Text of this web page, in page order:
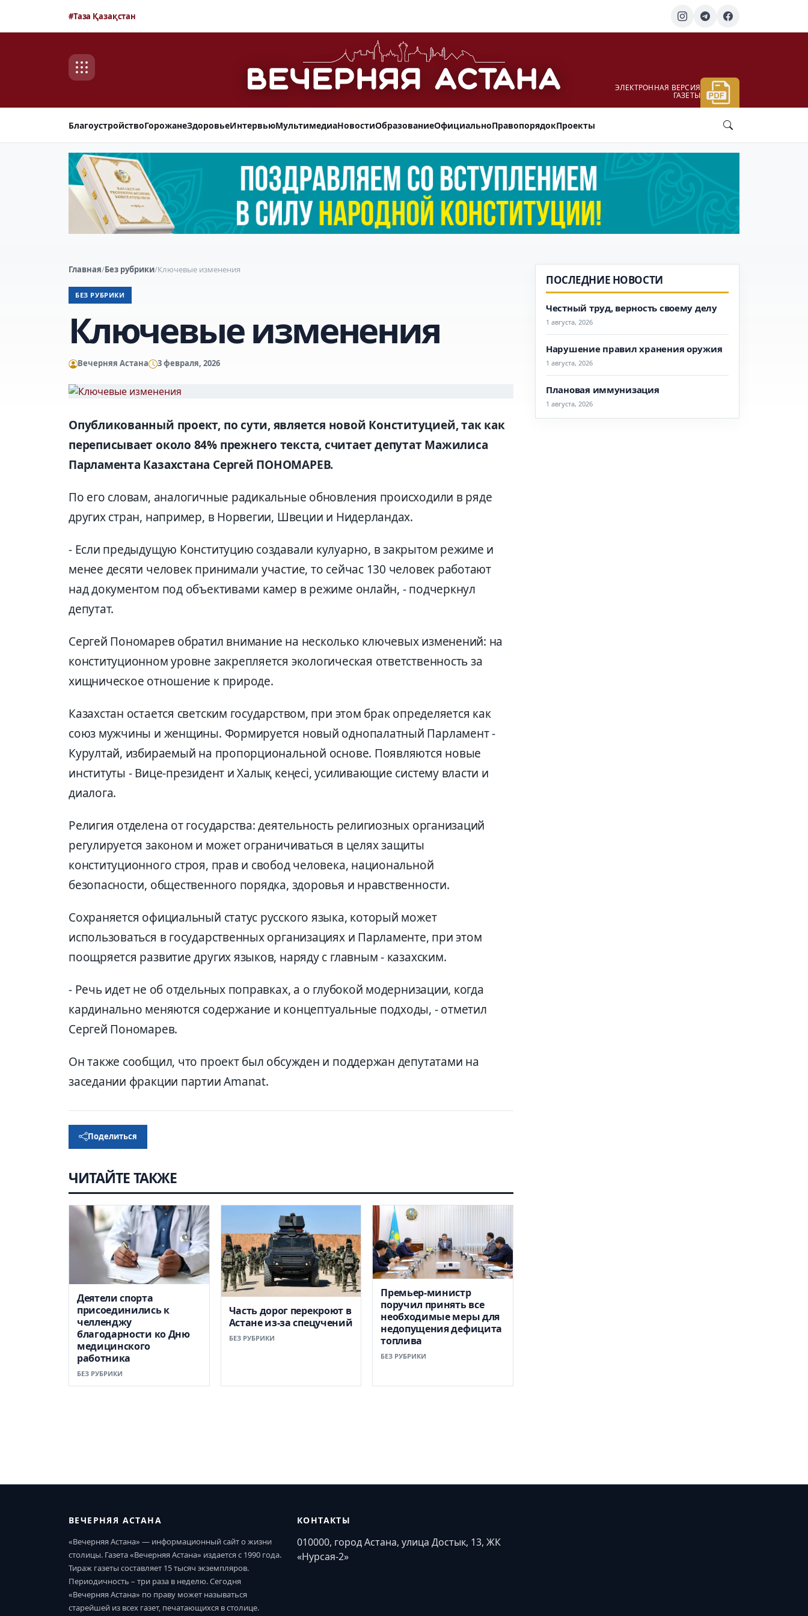
#Таза Қазақстан
ЭЛЕКТРОННАЯ ВЕРСИЯ
ГАЗЕТЫ
БлагоустройствоГорожанеЗдоровьеИнтервьюМультимедиаНовостиОбразованиеОфициальноПравопорядокПроекты
Главная/Без рубрики/Ключевые изменения
БЕЗ РУБРИКИ
Ключевые изменения
Вечерняя Астана 3 февраля, 2026
Опубликованный проект, по сути, является новой Конституцией, так как
переписывает около 84% прежнего текста, считает депутат Мажилиса
Парламента Казахстана Сергей ПОНОМАРЕВ.
По его словам, аналогичные радикальные обновления происходили в ряде
других стран, например, в Норвегии, Швеции и Нидерландах.
- Если предыдущую Конституцию создавали кулуарно, в закрытом режиме и
менее десяти человек принимали участие, то сейчас 130 человек работают
над документом под объективами камер в режиме онлайн, - подчеркнул
депутат.
Сергей Пономарев обратил внимание на несколько ключевых изменений: на
конституционном уровне закрепляется экологическая ответственность за
хищническое отношение к природе.
Казахстан остается светским государством, при этом брак определяется как
союз мужчины и женщины. Формируется новый однопалатный Парламент -
Курултай, избираемый на пропорцио­нальной основе. Появляются новые
институты - Вице-президент и Халық кеңесі, усиливающие систему власти и
диалога.
Религия отделена от государства: деятельность религиозных организаций
регулируется законом и может ограничиваться в целях защиты
конституционного строя, прав и свобод человека, национальной
безопасности, общественного порядка, здоровья и нравственности.
Сохраняется официальный статус русского языка, который может
использоваться в государственных организациях и Парламенте, при этом
поощряется развитие других языков, наряду с главным - казахским.
- Речь идет не об отдельных поправках, а о глубокой модернизации, когда
кардинально меняются содержание и концептуальные подходы, - отметил
Сергей Пономарев.
Он также сообщил, что проект был обсужден и поддержан депутатами на
заседании фракции партии Amanat.
Поделиться
ЧИТАЙТЕ ТАКЖЕ
Деятели спорта
присоединились к
челленджу
благодарности ко Дню
медицинского
работника
БЕЗ РУБРИКИ
Часть дорог перекроют в
Астане из-за спецучений
БЕЗ РУБРИКИ
Премьер-министр
поручил принять все
необходимые меры для
недопущения дефицита
топлива
БЕЗ РУБРИКИ
ПОСЛЕДНИЕ НОВОСТИ
Честный труд, верность своему делу
1 августа, 2026
Нарушение правил хранения оружия
1 августа, 2026
Плановая иммунизация
1 августа, 2026
ВЕЧЕРНЯЯ АСТАНА
«Вечерняя Астана» — информационный сайт о жизни
столицы. Газета «Вечерняя Астана» издается с 1990 года.
Тираж газеты составляет 15 тысяч экземпляров.
Периодичность – три раза в неделю. Сегодня
«Вечерняя Астана» по праву может называться
старейшей из всех газет, печатающихся в столице.
КОНТАКТЫ
010000, город Астана, улица Достык, 13, ЖК
«Нурсая-2»